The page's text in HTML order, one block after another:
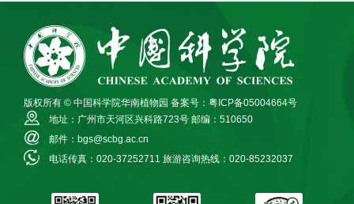
版权所有 © 中国科学院华南植物园 备案号：粤ICP备05004664号
地址：广州市天河区兴科路723号 邮编：510650
邮件：bgs@scbg.ac.cn
电话传真：020-37252711 旅游咨询热线：020-85232037